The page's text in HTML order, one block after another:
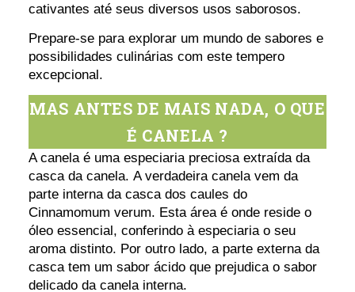
cativantes até seus diversos usos saborosos.
Prepare-se para explorar um mundo de sabores e
possibilidades culinárias com este tempero
excepcional.
MAS ANTES DE MAIS NADA, O QUE
É CANELA ?
A canela é uma especiaria preciosa extraída da
casca da canela. A verdadeira canela vem da
parte interna da casca dos caules do
Cinnamomum verum. Esta área é onde reside o
óleo essencial, conferindo à especiaria o seu
aroma distinto. Por outro lado, a parte externa da
casca tem um sabor ácido que prejudica o sabor
delicado da canela interna.